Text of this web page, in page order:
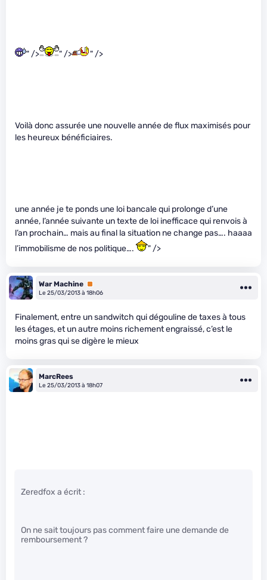
" /> " /> " />
Voilà donc assurée une nouvelle année de flux maximisés pour
les heureux bénéficiaires.
une année je te ponds une loi bancale qui prolonge d’une
année, l’année suivante un texte de loi inefficace qui renvois à
l’an prochain… mais au final la situation ne change pas…. haaaa
l’immobilisme de nos politique….
" />
War Machine Premium
Le 25/03/2013 à 18h06
Finalement, entre un sandwitch qui dégouline de taxes à tous
les étages, et un autre moins richement engraissé, c’est le
moins gras qui se digère le mieux
MarcRees
Le 25/03/2013 à 18h07
Zeredfox a écrit :
On ne sait toujours pas comment faire une demande de
remboursement ?